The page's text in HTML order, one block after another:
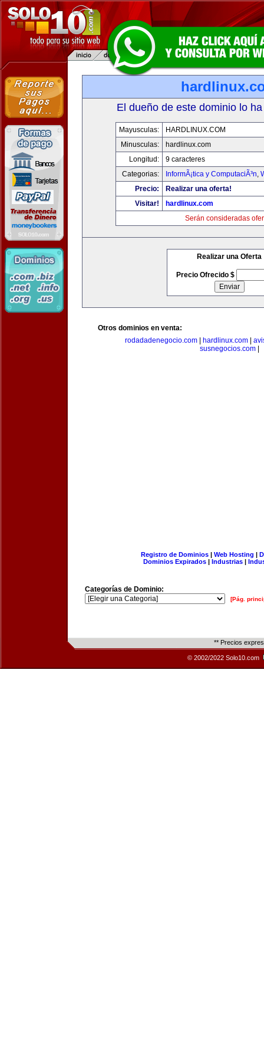
El dueño de este dominio lo
Mayusculas:
HARDLINUX.COM
Minusculas:
hardlinux.com
Longitud:
9 caracteres
Categorias:
InformÃ¡tica y ComputaciÃ³n,
Precio:
Realizar una oferta!
Visitar!
hardlinux.com
Serán consideradas
Realizar una Oferta
Precio Ofrecido $
Otros dominios en venta:
rodadadenegocio.com| hardlinux.com|
susnegocios.com|
Registro de Dominios| Web Hosting |
Dominios Expirados | Industrias |
Categorías de Dominio:
[Pág.
** Precios
© 2002/2022 Solo10.com